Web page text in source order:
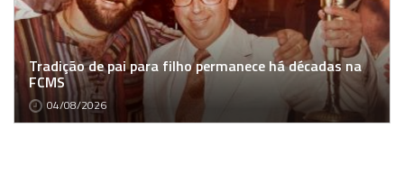
Tradição de pai para filho permanece há décadas na
FCMS
04/08/2026